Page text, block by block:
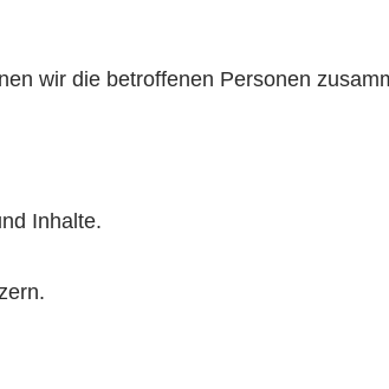
wir die betroffenen Personen
Inhalte.